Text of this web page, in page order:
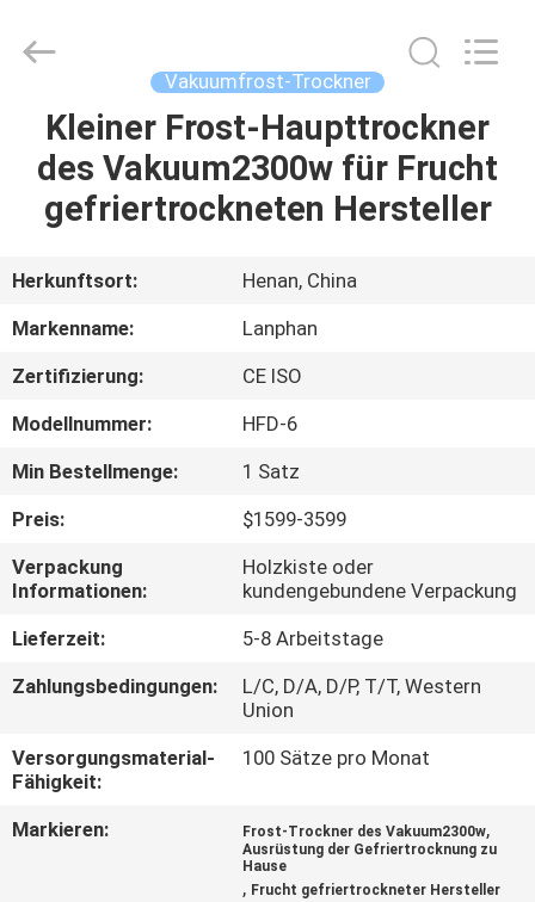
HAUS
PRODUKTE
VIDEOS
UNS
FABRIK-
AUSFLUG
QUALITÄTSKONTROLLE
SIE
MIT
UNS
IN
Co.,Ltd.
Vakuumfrost-Trockner
Kleiner Frost-Haupttrockner
des Vakuum2300w für Frucht
gefriertrockneten Hersteller
Herkunftsort:
Henan, China
Markenname:
Lanphan
Zertifizierung:
CE ISO
Modellnummer:
HFD-6
Min Bestellmenge:
1 Satz
Preis:
$1599-3599
Verpackung
Informationen:
Holzkiste oder
kundengebundene Verpackung
Lieferzeit:
5-8 Arbeitstage
Zahlungsbedingungen:
L/C, D/A, D/P, T/T, Western
Union
Versorgungsmaterial-
Fähigkeit:
100 Sätze pro Monat
Markieren: Frost-Trockner des Vakuum2300w,
Ausrüstung der Gefriertrocknung zu
Hause
, Frucht gefriertrockneter Hersteller